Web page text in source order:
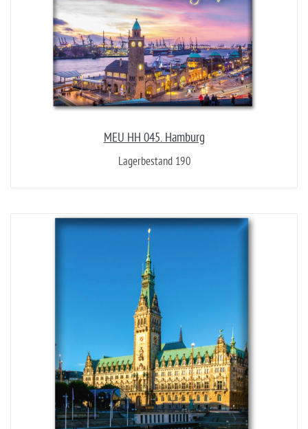
MEU HH 045. Hamburg
Lagerbestand 190